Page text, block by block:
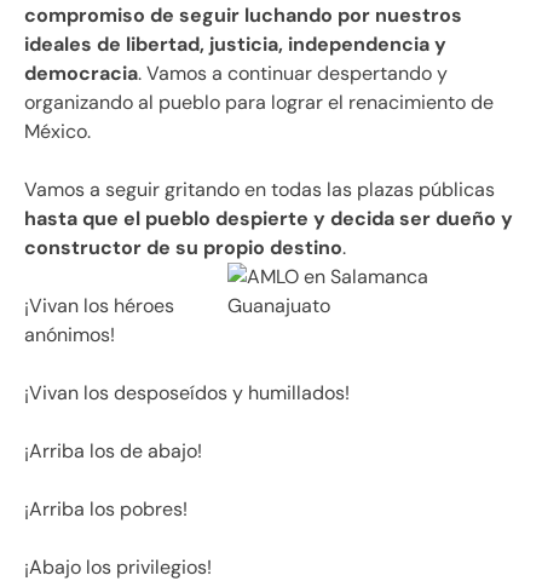
compromiso de seguir luchando por nuestros
ideales de libertad, justicia, independencia y
democracia. Vamos a continuar despertando y
organizando al pueblo para lograr el renacimiento de
México.
Vamos a seguir gritando en todas las plazas públicas
hasta que el pueblo despierte y decida ser dueño y
constructor de su propio destino.
¡Vivan los héroes
anónimos!
¡Vivan los desposeídos y humillados!
¡Arriba los de abajo!
¡Arriba los pobres!
¡Abajo los privilegios!